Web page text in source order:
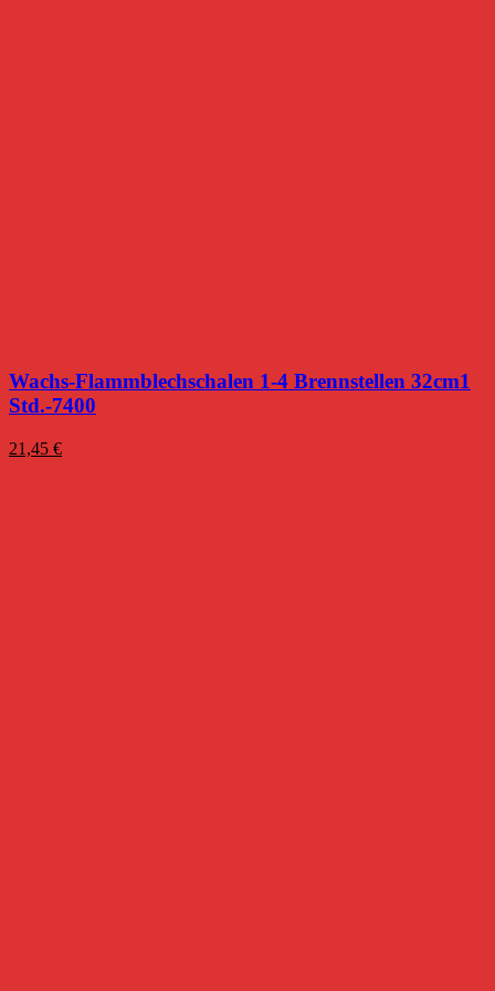
Wachs-Flammblechschalen 1-4 Brennstellen 32cm1
Std.-7400
21,45 €